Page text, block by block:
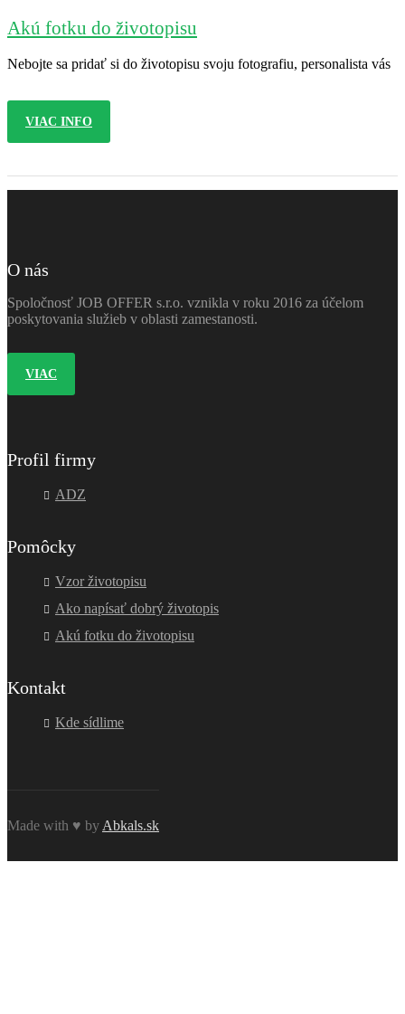
Akú fotku do životopisu
Nebojte sa pridať si do životopisu svoju fotografiu, personalista vás
VIAC INFO
O nás
Spoločnosť JOB OFFER s.r.o. vznikla v roku 2016 za účelom
poskytovania služieb v oblasti zamestanosti.
VIAC
Profil firmy
ADZ
Pomôcky
Vzor životopisu
Ako napísať dobrý životopis
Akú fotku do životopisu
Kontakt
Kde sídlime
Made with ♥ by Abkals.sk